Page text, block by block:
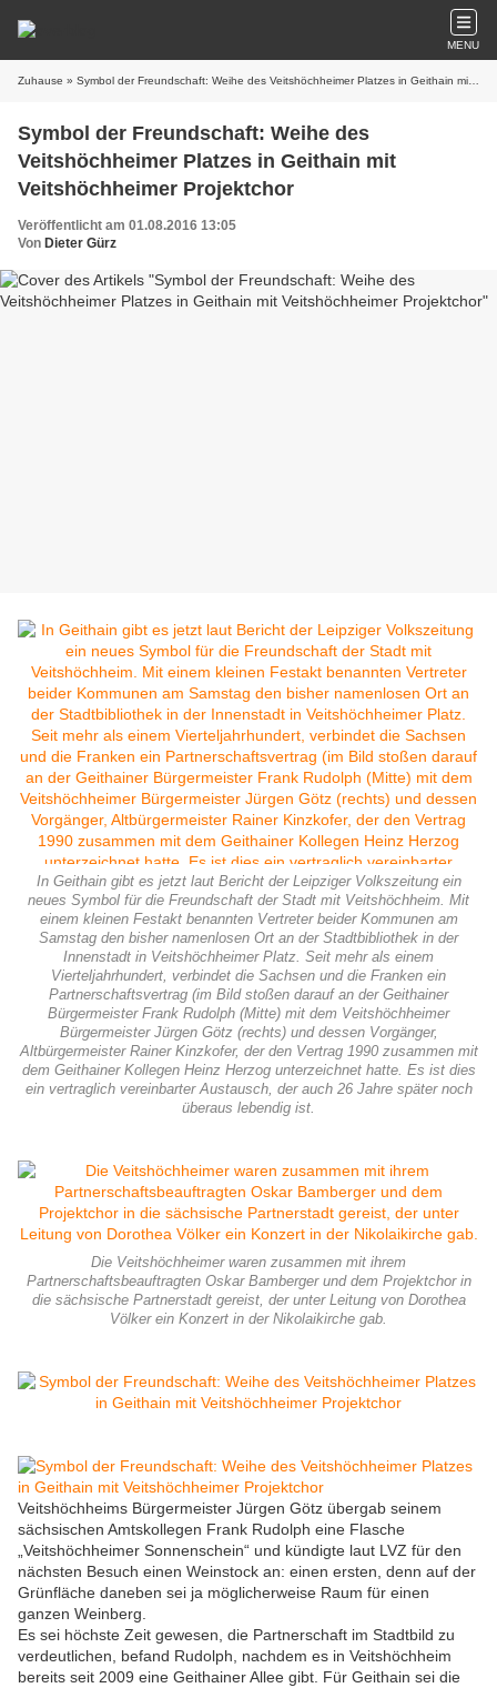
MENU
Zuhause » Symbol der Freundschaft: Weihe des Veitshöchheimer Platzes in Geithain mit Veitshöchheimer Projektchor
Symbol der Freundschaft: Weihe des
Veitshöchheimer Platzes in Geithain mit
Veitshöchheimer Projektchor
Veröffentlicht am 01.08.2016 13:05
Von Dieter Gürz
In Geithain gibt es jetzt laut Bericht der Leipziger Volkszeitung ein
neues Symbol für die Freundschaft der Stadt mit Veitshöchheim. Mit
einem kleinen Festakt benannten Vertreter beider Kommunen am
Samstag den bisher namenlosen Ort an der Stadtbibliothek in der
Innenstadt in Veitshöchheimer Platz. Seit mehr als einem
Vierteljahrhundert, verbindet die Sachsen und die Franken ein
Partnerschaftsvertrag (im Bild stoßen darauf an der Geithainer
Bürgermeister Frank Rudolph (Mitte) mit dem Veitshöchheimer
Bürgermeister Jürgen Götz (rechts) und dessen Vorgänger,
Altbürgermeister Rainer Kinzkofer, der den Vertrag 1990 zusammen mit
dem Geithainer Kollegen Heinz Herzog unterzeichnet hatte. Es ist dies
ein vertraglich vereinbarter Austausch, der auch 26 Jahre später noch
überaus lebendig ist.
Die Veitshöchheimer waren zusammen mit ihrem
Partnerschaftsbeauftragten Oskar Bamberger und dem Projektchor in
die sächsische Partnerstadt gereist, der unter Leitung von Dorothea
Völker ein Konzert in der Nikolaikirche gab.
Veitshöchheims Bürgermeister Jürgen Götz übergab seinem
sächsischen Amtskollegen Frank Rudolph eine Flasche
„Veitshöchheimer Sonnenschein“ und kündigte laut LVZ für den
nächsten Besuch einen Weinstock an: einen ersten, denn auf der
Grünfläche daneben sei ja möglicherweise Raum für einen
ganzen Weinberg.
Es sei höchste Zeit gewesen, die Partnerschaft im Stadtbild zu
verdeutlichen, befand Rudolph, nachdem es in Veitshöchheim
bereits seit 2009 eine Geithainer Allee gibt. Für Geithain sei die